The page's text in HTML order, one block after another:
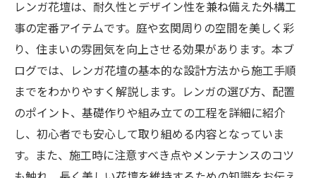
レンガ花壇は、耐久性とデザイン性を兼ね備えた外構工
事の定番アイテムです。庭や玄関周りの空間を美しく彩
り、住まいの雰囲気を向上させる効果があります。本ブ
ログでは、レンガ花壇の基本的な設計方法から施工手順
までをわかりやすく解説します。レンガの選び方、配置
のポイント、基礎作りや組み立ての工程を詳細に紹介
し、初心者でも安心して取り組める内容となっていま
す。また、施工時に注意すべき点やメンテナンスのコツ